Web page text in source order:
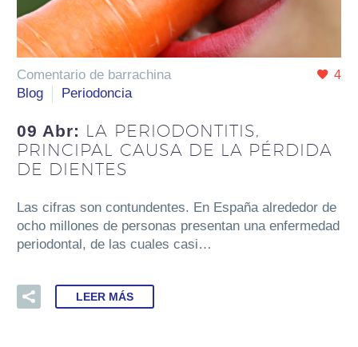
4
Comentario de barrachina
Blog
Periodoncia
09 Abr: LA PERIODONTITIS,
PRINCIPAL CAUSA DE LA PÉRDIDA
DE DIENTES
Las cifras son contundentes. En España alrededor de
ocho millones de personas presentan una enfermedad
periodontal, de las cuales casi…
LEER MÁS